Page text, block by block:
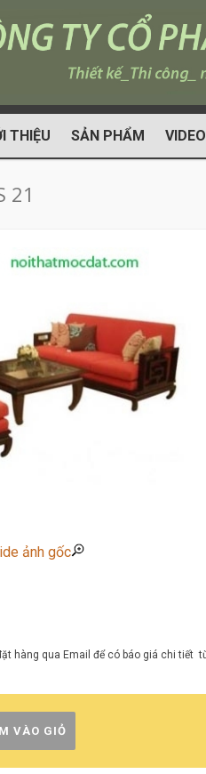
THIỆU SẢN PHẨM VIDEO
21
ảnh gốc
hàng qua Email để có báo giá chi tiết
VÀO GIỎ